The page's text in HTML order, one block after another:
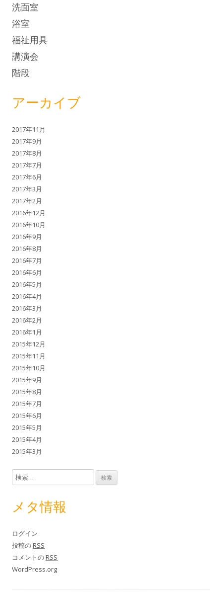
洗面室
浴室
福祉用具
講演会
階段
アーカイブ
2017年11月
2017年9月
2017年8月
2017年7月
2017年6月
2017年3月
2017年2月
2016年12月
2016年10月
2016年9月
2016年8月
2016年7月
2016年6月
2016年5月
2016年4月
2016年3月
2016年2月
2016年1月
2015年12月
2015年11月
2015年10月
2015年9月
2015年8月
2015年7月
2015年6月
2015年5月
2015年4月
2015年3月
検索:
メタ情報
ログイン
投稿のRSS
コメントのRSS
WordPress.org